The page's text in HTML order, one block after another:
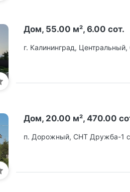
Дом, 55.00 м², 6.00 сот.
г. Калининград,
Дом, 20.00 м², 470.00
п. Дорожный, СНТ Дружба-1